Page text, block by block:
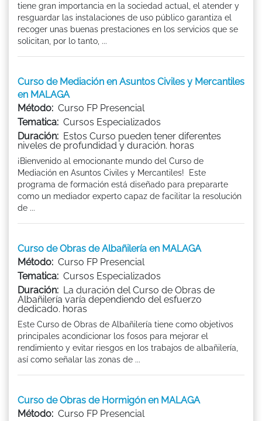
tiene gran importancia en la sociedad actual, el atender y
resguardar las instalaciones de uso público garantiza el
recoger unas buenas prestaciones en los servicios que se
solicitan, por lo tanto, ...
Curso de Mediación en Asuntos Civiles y Mercantiles
en MALAGA
Método: Curso FP Presencial
Tematica: Cursos Especializados
Duración: Estos Curso pueden tener diferentes
niveles de profundidad y duración. horas
¡Bienvenido al emocionante mundo del Curso de
Mediación en Asuntos Civiles y Mercantiles! Este
programa de formación está diseñado para prepararte
como un mediador experto capaz de facilitar la resolución
de ...
Curso de Obras de Albañilería en MALAGA
Método: Curso FP Presencial
Tematica: Cursos Especializados
Duración: La duración del Curso de Obras de
Albañilería varía dependiendo del esfuerzo
dedicado. horas
Este Curso de Obras de Albañilería tiene como objetivos
principales acondicionar los fosos para mejorar el
rendimiento y evitar riesgos en los trabajos de albañilería,
así como señalar las zonas de ...
Curso de Obras de Hormigón en MALAGA
Método: Curso FP Presencial